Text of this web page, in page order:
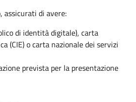
assicurati di avere:
di identità digitale), carta
(CIE) o carta nazionale dei servizi
prevista per la presentazione